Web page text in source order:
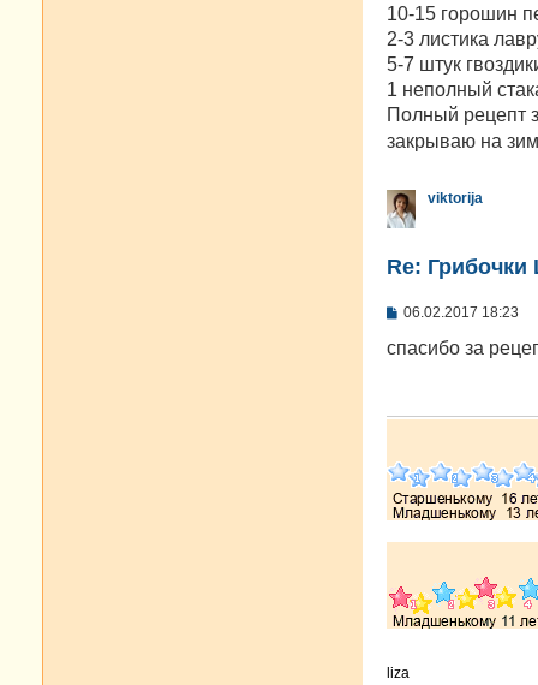
10-15 горошин
2-3 листика
5-7 штук
1 неполный
Полный рецепт
закрываю на
viktorija
Re:
С
о
н
06.02.2017 18:23
спасибо за
liza